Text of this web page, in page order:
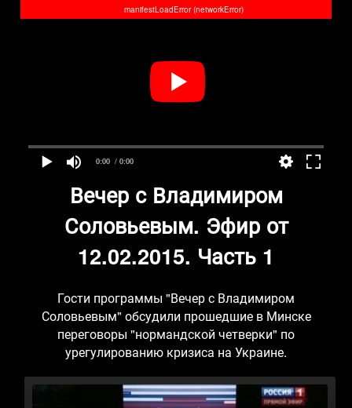
0:00 / 0:00
manifestLoadError (networkError)
Вечер с Владимиром
Соловьевым. Эфир от
12.02.2015. Часть 1
Гости программы "Вечер с Владимиром
Соловьевым" обсудили прошедшие в Минске
переговоры "нормандской четверки" по
урегулированию кризиса на Украине.